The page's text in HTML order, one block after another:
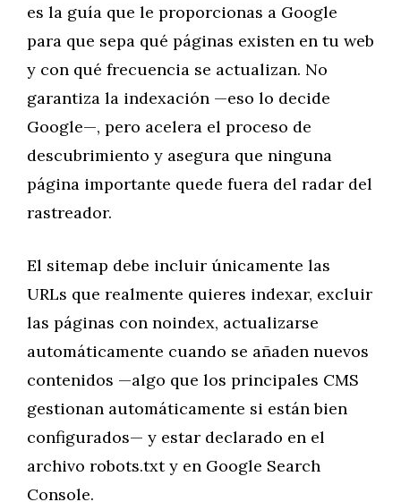
es la guía que le proporcionas a Google
para que sepa qué páginas existen en tu web
y con qué frecuencia se actualizan. No
garantiza la indexación —eso lo decide
Google—, pero acelera el proceso de
descubrimiento y asegura que ninguna
página importante quede fuera del radar del
rastreador.
El sitemap debe incluir únicamente las
URLs que realmente quieres indexar, excluir
las páginas con noindex, actualizarse
automáticamente cuando se añaden nuevos
contenidos —algo que los principales CMS
gestionan automáticamente si están bien
configurados— y estar declarado en el
archivo robots.txt y en Google Search
Console.